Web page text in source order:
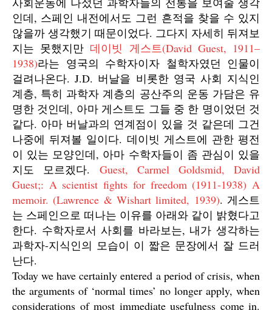
인데, 스페인 내전에서도 그런 흔적을 찾을 수 있지
않을까 생각했기 때문이었다. 그다지 자세히 뒤져보
지는 못했지만 데이빗 게스트(David Guest, 1911–
1938)라는 영국의 수학자이자 철학자였던 인물이
걸려나온다. J.D. 버날을 비롯한 영국 사회 지식인
계층, 특히 과학자 계층의 공산주의 운동 가담은 유
명한 것인데, 아마 게스트도 그들 중 한 명이었던 것
같다. 아마 버날과의 연계점이 있을 것 같은데 그건
나중에 뒤져볼 일이다. 데이빗 게스트에 관한 평전
이 있는 모양인데, 아마 수학자들이 좀 관심이 있을
지도 모르겠다. Guest, Carmel Goldsmid, David
Guest;: A scientist fights for freedom (1911-1938) A
memoir. (Lawrence & Wishart limited, 1939). 게스트
는 스페인으로 떠나는 이유를 아래와 같이 밝혔다고
한다. 수학자로서 사회를 바라보는, 내가 생각하는
과학자-지식인의 모습이 이 짧은 문장에서 잘 드러
난다.
Today we have certainly entered a period of crisis, when
the arguments of ‘normal times’ no longer apply, when
considerations of most immediate usefulness come in.